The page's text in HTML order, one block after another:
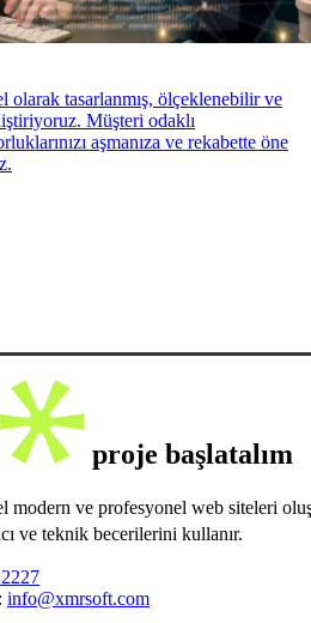
olarak tasarlanmış, ölçeklenebilir ve
Müşteri odaklı
aşmanıza ve rekabette öne
proje başlatalım
modern ve profesyonel web siteleri
ve teknik becerilerini kullanır.
info@xmrsoft.com